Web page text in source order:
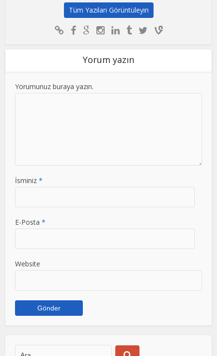
Tüm Yazıları Görüntüleyin
Yorum yazın
Yorumunuz buraya yazın.
İsminiz *
E-Posta *
Website